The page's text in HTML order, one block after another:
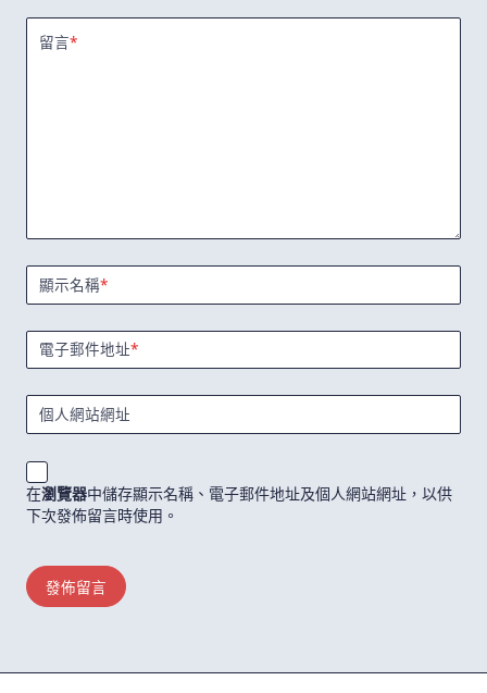
留言*
顯示名稱*
電子郵件地址*
個人網站網址
在瀏覽器中儲存顯示名稱、電子郵件地址及個人網站網址，以供
下次發佈留言時使用。